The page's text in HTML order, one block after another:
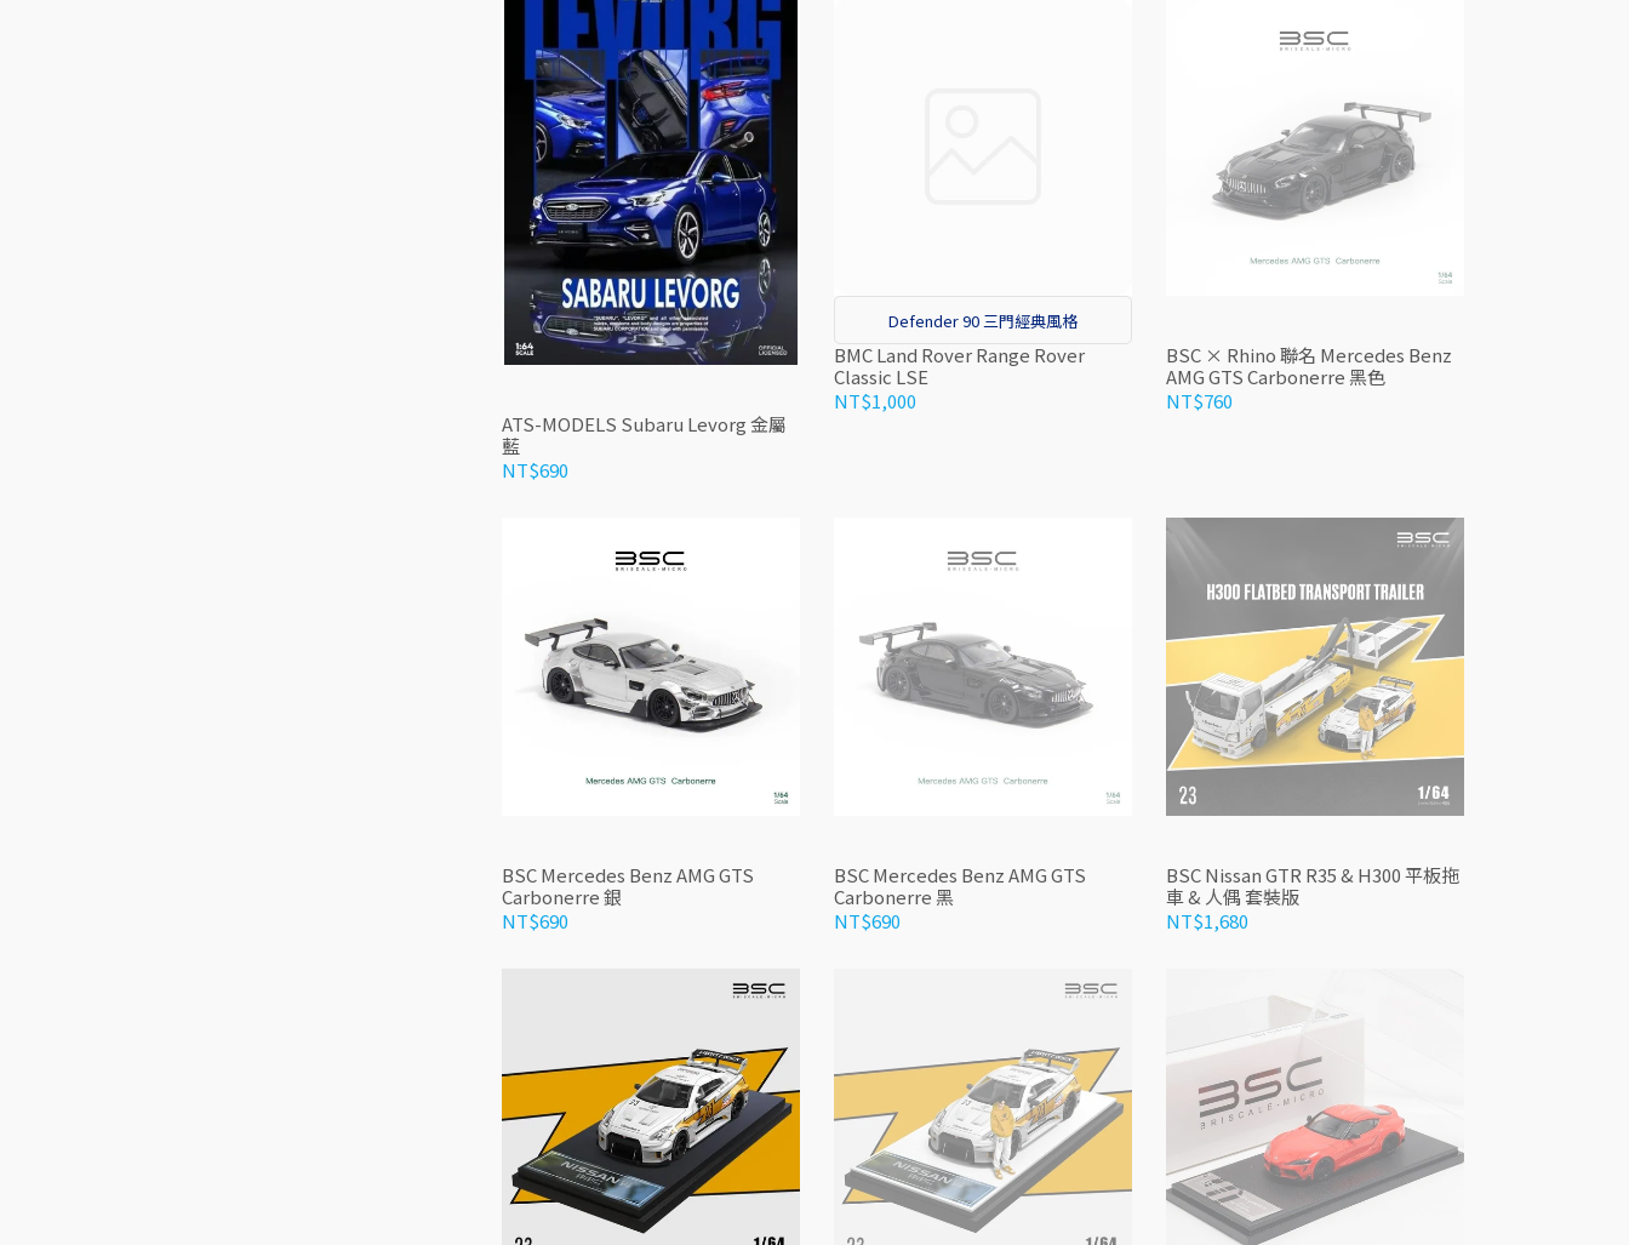
ATS-MODELS Subaru Levorg 金屬
藍
NT$690
Defender 90 三門經典風格
BMC Land Rover Range Rover
Classic LSE
NT$1,000
BSC × Rhino 聯名 Mercedes Benz
AMG GTS Carbonerre 黑色
NT$760
BSC Mercedes Benz AMG GTS
Carbonerre 銀
NT$690
BSC Mercedes Benz AMG GTS
Carbonerre 黑
NT$690
BSC Nissan GTR R35 & H300 平板拖
車 & 人偶 套裝版
NT$1,680